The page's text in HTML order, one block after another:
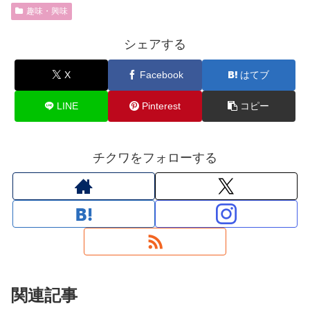
趣味・興味
シェアする
X Facebook はてブ
LINE Pinterest コピー
チクワをフォローする
関連記事